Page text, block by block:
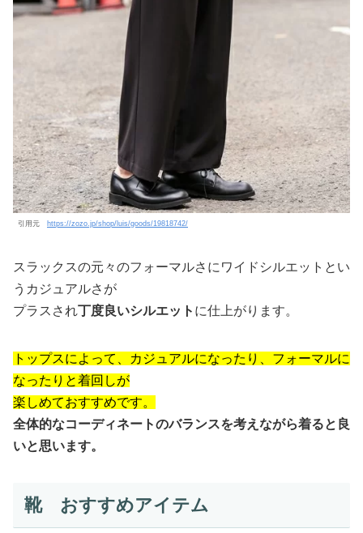
引用元 https://zozo.jp/shop/luis/goods/19818742/
スラックスの元々のフォーマルさにワイドシルエットとい
うカジュアルさが
プラスされ丁度良いシルエット に仕上がります。
トップスによって、カジュアルになったり、フォーマルに
なったりと着回しが
楽しめておすすめです。
全体的なコーディネートのバランスを考えながら着ると良
いと思います。
靴 おすすめアイテム